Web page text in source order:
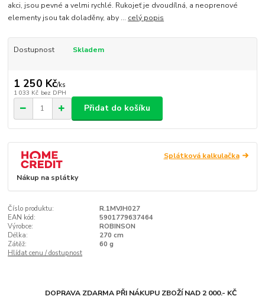
akci, jsou pevné a velmi rychlé. Rukojeť je dvoudílná, a neoprenové
elementy jsou tak doladěny, aby ... celý popis
Dostupnost Skladem
1 250 Kč/ks
1 033 Kč bez DPH
Přidat do košíku
Splátková kalkulačka
Nákup na splátky
Číslo produktu:
R.1MVJH027
EAN kód:
5901779637464
Výrobce:
ROBINSON
Délka:
270 cm
Zátěž:
60 g
Hlídat cenu / dostupnost
DOPRAVA ZDARMA PŘI NÁKUPU ZBOŽÍ NAD 2 000.- KČ